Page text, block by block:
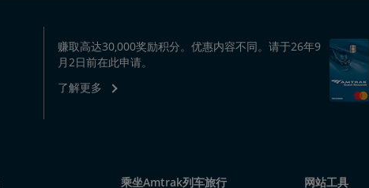
赚取高达30,000奖励积分。优惠内容不同。请于26年9
月2日前在此申请。
了解更多
乘坐Amtrak列车旅行 网站工具